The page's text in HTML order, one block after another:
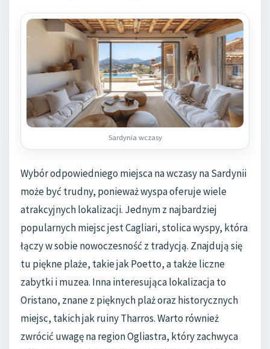
Sardynia wczasy
Wybór odpowiedniego miejsca na wczasy na Sardynii
może być trudny, ponieważ wyspa oferuje wiele
atrakcyjnych lokalizacji. Jednym z najbardziej
popularnych miejsc jest Cagliari, stolica wyspy, która
łączy w sobie nowoczesność z tradycją. Znajdują się
tu piękne plaże, takie jak Poetto, a także liczne
zabytki i muzea. Inna interesująca lokalizacja to
Oristano, znane z pięknych plaż oraz historycznych
miejsc, takich jak ruiny Tharros. Warto również
zwrócić uwagę na region Ogliastra, który zachwyca